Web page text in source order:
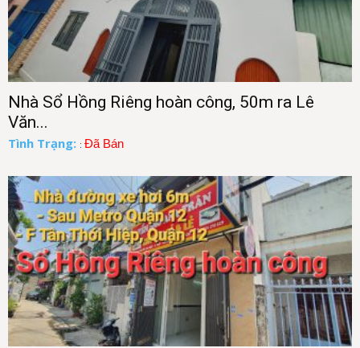
Nhà Sổ Hồng Riêng hoàn công, 50m ra Lê
Văn...
Tình Trạng: : Đã Bán